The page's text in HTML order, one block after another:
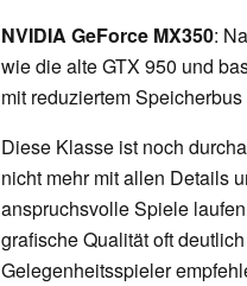
NVIDIA GeForce MX350:
wie die alte GTX 950 und
mit reduziertem Speicherbus
Diese Klasse ist noch
nicht mehr mit allen Details
anspruchsvolle Spiele
grafische Qualität oft
Gelegenheitsspieler